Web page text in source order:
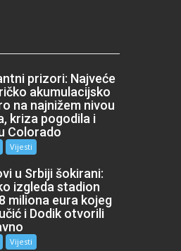
prizori: Najveće
akumulacijsko
na najnižem nivou
kriza pogodila i
Colorado
Vijesti
u Srbiji šokirani:
izgleda stadion
miliona eura kojeg
i Dodik otvorili
Vijesti